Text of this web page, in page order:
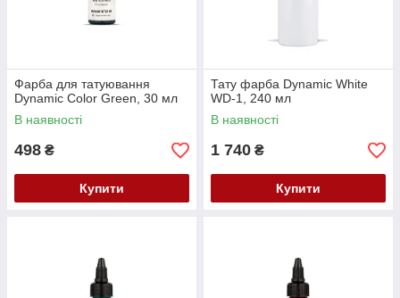
Фарба для татуювання
Dynamic Color Green, 30 мл
В наявності
498 ₴
Купити
Тату фарба Dynamic White
WD-1, 240 мл
В наявності
1 740 ₴
Купити